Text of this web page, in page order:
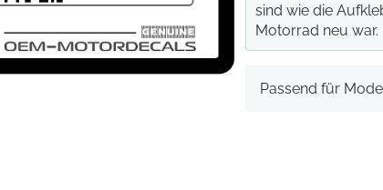
Passend für
sind wie die
Motorrad neu war.